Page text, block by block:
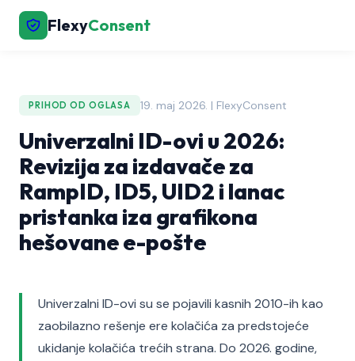
FlexyConsent
PRIHOD OD OGLASA 19. maj 2026. | FlexyConsent
Univerzalni ID-ovi u 2026:
Revizija za izdavače za
RampID, ID5, UID2 i lanac
pristanka iza grafikona
hešovane e-pošte
Univerzalni ID-ovi su se pojavili kasnih 2010-ih kao
zaobilazno rešenje ere kolačića za predstojeće
ukidanje kolačića trećih strana. Do 2026. godine,